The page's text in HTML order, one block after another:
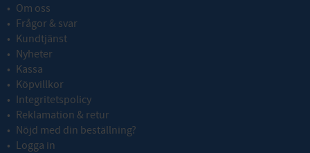
Om oss
Frågor & svar
Kundtjänst
Nyheter
Kassa
Köpvillkor
Integritetspolicy
Reklamation & retur
Nöjd med din beställning?
Logga in